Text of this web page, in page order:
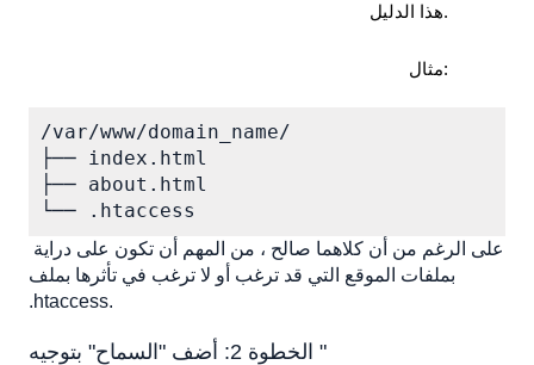
هذا الدليل.
مثال:
/var/www/domain_name/
├── index.html
├── about.html
└── .htaccess
بملفات الموقع التي قد ترغب أو لا ترغب في تأثرها بملف
.htaccess.
الخطوة 2: أضف "السماح" بتوجيه "